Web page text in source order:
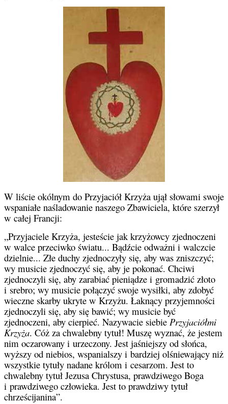
W liście okólnym do Przyjaciół Krzyża ujął słowami swoje
wspaniałe naśladowanie naszego Zbawiciela, które szerzył
w całej Francji:
„Przyjaciele Krzyża, jesteście jak krzyżowcy zjednoczeni
w walce przeciwko światu... Bądźcie odważni i walczcie
dzielnie... Złe duchy zjednoczyły się, aby was zniszczyć;
wy musicie zjednoczyć się, aby je pokonać. Chciwi
zjednoczyli się, aby zarabiać pieniądze i gromadzić złoto
i srebro; wy musicie połączyć swoje wysiłki, aby zdobyć
wieczne skarby ukryte w Krzyżu. Łaknący przyjemności
zjednoczyli się, aby się bawić; wy musicie być
zjednoczeni, aby cierpieć. Nazywacie siebie Przyjaciółmi
Krzyża. Cóż za chwalebny tytuł! Muszę wyznać, że jestem
nim oczarowany i urzeczony. Jest jaśniejszy od słońca,
wyższy od niebios, wspanialszy i bardziej olśniewający niż
wszystkie tytuły nadane królom i cesarzom. Jest to
chwalebny tytuł Jezusa Chrystusa, prawdziwego Boga
i prawdziwego człowieka. Jest to prawdziwy tytuł
chrześcijanina”.